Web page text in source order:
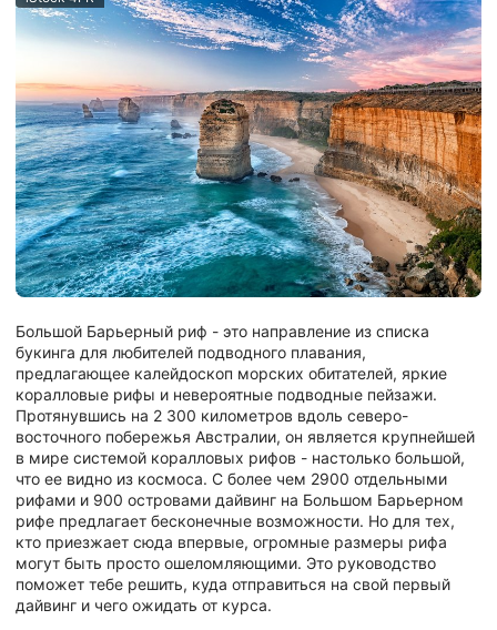
Большой Барьерный риф - это направление из списка
букинга для любителей подводного плавания,
предлагающее калейдоскоп морских обитателей, яркие
коралловые рифы и невероятные подводные пейзажи.
Протянувшись на 2 300 километров вдоль северо-
восточного побережья Австралии, он является крупнейшей
в мире системой коралловых рифов - настолько большой,
что ее видно из космоса. С более чем 2900 отдельными
рифами и 900 островами дайвинг на Большом Барьерном
рифе предлагает бесконечные возможности. Но для тех,
кто приезжает сюда впервые, огромные размеры рифа
могут быть просто ошеломляющими. Это руководство
поможет тебе решить, куда отправиться на свой первый
дайвинг и чего ожидать от курса.